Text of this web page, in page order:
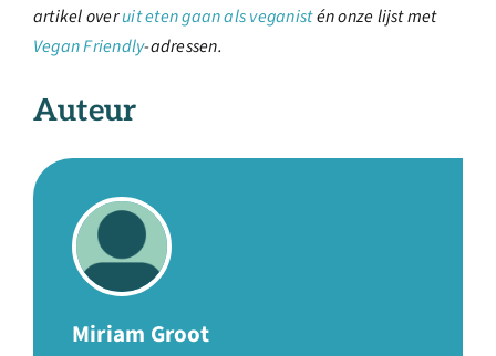
artikel overuit eten gaan als veganistén onze lijst met
Vegan Friendly-adressen.
Auteur
Miriam Groot